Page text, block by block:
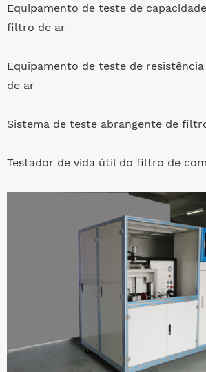
Equipamento de teste de
filtro de ar
Equipamento de teste de
de ar
Sistema de teste abrangente de
Testador de vida útil do filtro de